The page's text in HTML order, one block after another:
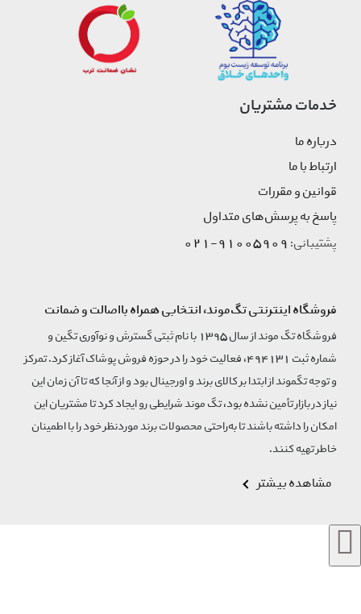
خدمات مشتریان
درباره ما
ارتباط با ما
قوانین و مقررات
پاسخ به پرسش‌های متداول
پشتیبانی:91005909-021
فروشگاه اینترنتی تگ‌موند، انتخابی همراه بااصالت و ضمانت
فروشگاه تگ موند از سال 1395 با نام ثبتی گسترش و نوآوری تگین و
شماره ثبت 494131، فعالیت خود را در حوزه فروش پوشاک آغاز کرد. تمرکز
و توجه تگموند از ابتدا بر کالای برند و اورجینال بود و از آنجا که تا آن زمان این
نیاز در بازار تأمین نشده بود، تگ موند شرایطی رو ایجاد کرد تا مشتریان این
امکان را داشته باشند تا به‌راحتی محصولات برند مورد‌نظر خود را با اطمینان
خاطر تهیه کنند.
مشاهده بیشتر